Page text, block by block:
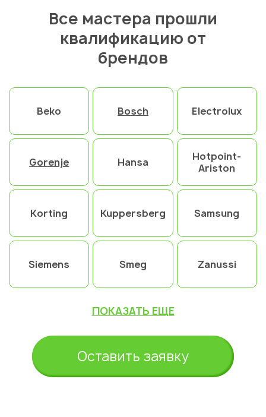
Все мастера прошли
квалификацию от
брендов
Beko Bosch Electrolux
Gorenje Hansa
Hotpoint-
Ariston
Korting Kuppersberg Samsung
Siemens Smeg Zanussi
ПОКАЗАТЬ ЕЩЕ
Оставить заявку